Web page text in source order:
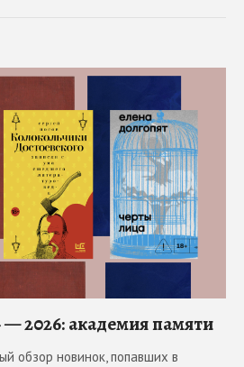
2026: академия памяти
обзор новинок, попавших в